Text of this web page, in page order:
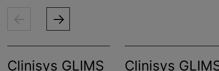
Clinisys GLIMS
Clinisys